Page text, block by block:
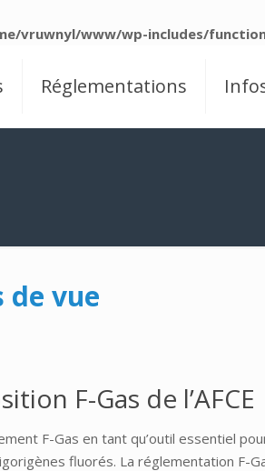
vruwnyl/www/wp-includes/
Réglementations
de vue
F-Gas de l’AFCE
F-Gas en tant qu’outil essentiel
fluorés. La réglementation F-